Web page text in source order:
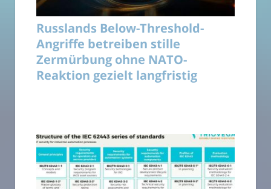
Russlands Below-Threshold-
Angriffe betreiben stille
Zermürbung ohne NATO-
Reaktion gezielt langfristig